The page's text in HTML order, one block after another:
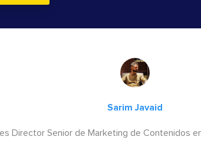
Sarim Javaid
Director Senior de Marketing de Contenidos